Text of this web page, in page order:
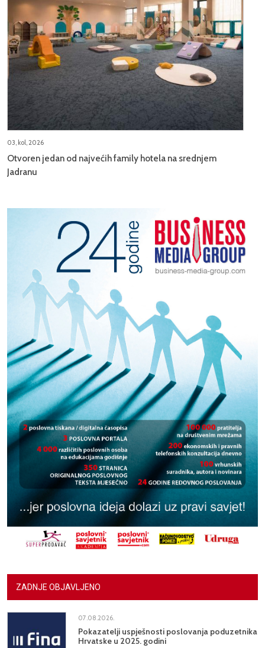
03, kol, 2026
Otvoren jedan od najvećih family hotela na srednjem
Jadranu
ZADNJE OBJAVLJENO
07.08.2026.
Pokazatelji uspješnosti poslovanja poduzetnika
Hrvatske u 2025. godini